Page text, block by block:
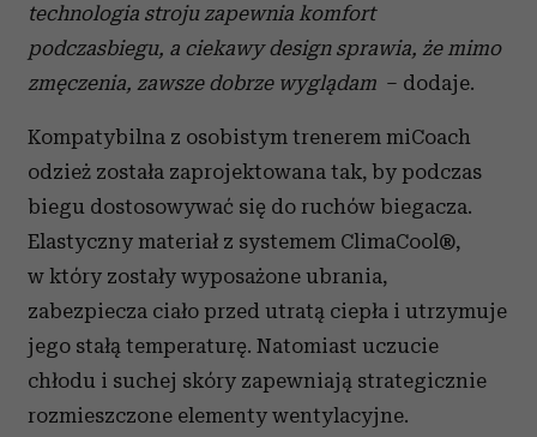
technologia stroju zapewnia komfort
podczasbiegu, a ciekawy design sprawia, że mimo
zmęczenia, zawsze dobrze wyglądam – dodaje.
Kompatybilna z osobistym trenerem miCoach
odzież została zaprojektowana tak, by podczas
biegu dostosowywać się do ruchów biegacza.
Elastyczny materiał z systemem ClimaCool®,
w który zostały wyposażone ubrania,
zabezpiecza ciało przed utratą ciepła i utrzymuje
jego stałą temperaturę. Natomiast uczucie
chłodu i suchej skóry zapewniają strategicznie
rozmieszczone elementy wentylacyjne.